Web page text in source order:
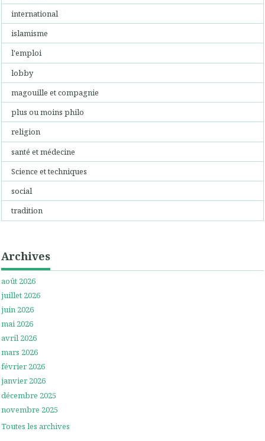
international
islamisme
l'emploi
lobby
magouille et compagnie
plus ou moins philo
religion
santé et médecine
Science et techniques
social
tradition
Archives
août 2026
juillet 2026
juin 2026
mai 2026
avril 2026
mars 2026
février 2026
janvier 2026
décembre 2025
novembre 2025
Toutes les archives